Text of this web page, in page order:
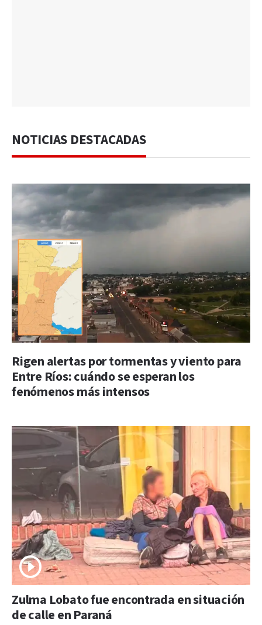
NOTICIAS DESTACADAS
Rigen alertas por tormentas y viento para
Entre Ríos: cuándo se esperan los
fenómenos más intensos
Zulma Lobato fue encontrada en situación
de calle en Paraná